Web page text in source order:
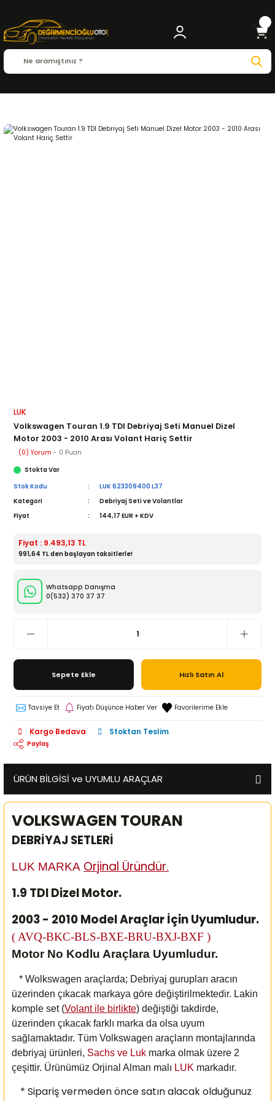
LUK
Volkswagen Touran 1.9 TDI Debriyaj Seti Manuel Dizel
Motor 2003 - 2010 Arası Volant Hariç Settir
(0) Yorum - 0 Puan
Stokta Var
Stok Kodu
LUK 623309400 L37
Kategori
Debriyaj Seti ve Volantlar
Fiyat
144,17 EUR + KDV
Fiyat : 9.493,13 TL
991,64 TL den başlayan taksitlerle!
Whatsapp Danışma
0(532) 370 37 37
Sepete Ekle Hızlı Satın Al
Tavsiye Et Fiyatı Düşünce Haber Ver
Kargo Bedava Stoktan Teslim
Paylaş
ÜRÜN BİLGİSİ ve UYUMLU ARAÇLAR
VOLKSWAGEN TOURAN
DEBRİYAJ SETLERİ
LUK MARKA Orjinal Üründür.
1.9 TDI Dizel Motor.
2003 - 2010 Model Araçlar İçin Uyumludur.
( AVQ-BKC-BLS-BXE-BRU-BXJ-BXF )
Motor No Kodlu Araçlara Uyumludur.
* Wolkswagen araçlarda; Debriyaj gurupları aracın
üzerinden çıkacak markaya göre değiştirilmektedir. Lakin
komple set (Volant ile birlikte) değiştiği takdirde,
üzerinden çıkacak farklı marka da olsa uyum
sağlamaktadır. Tüm Volkswagen araçların montajlarında
debriyaj ürünleri, Sachs ve Luk marka olmak üzere 2
çeşittir. Ürünümüz Orjinal Alman malı LUK markadır.
* Sipariş vermeden önce satın alacak olduğunuz